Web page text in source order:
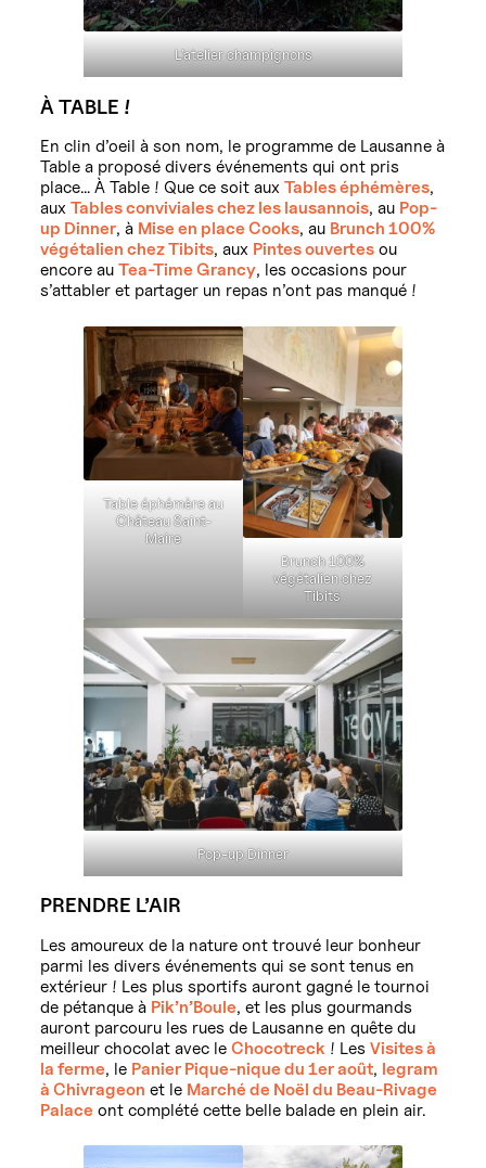
L’atelier champignons
À TABLE !
En clin d’oeil à son nom, le programme de Lausanne à
Table a proposé divers événements qui ont pris
place… À Table ! Que ce soit auxTables éphémères,
auxTables conviviales chez les lausannois, au Pop-
up Dinner, à Mise en place Cooks, au Brunch 100%
végétalien chez Tibits, aux Pintes ouvertes ou
encore auTea-Time Grancy, les occasions pour
s’attabler et partager un repas n’ont pas manqué !
Table éphémère au
Château Saint-
Maire
Brunch 100%
végétalien chez
Tibits
Pop-up Dinner
PRENDRE L’AIR
Les amoureux de la nature ont trouvé leur bonheur
parmi les divers événements qui se sont tenus en
extérieur ! Les plus sportifs auront gagné le tournoi
de pétanque à Pik’n’Boule, et les plus gourmands
auront parcouru les rues de Lausanne en quête du
meilleur chocolat avec leChocotreck ! LesVisites à
la ferme, le Panier Pique-nique du 1er août, legram
à Chivrageon et le Marché de Noël du Beau-Rivage
Palace ont complété cette belle balade en plein air.